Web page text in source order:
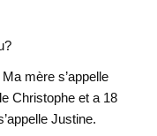
mère s’appelle
Christophe et a 18
Justine.